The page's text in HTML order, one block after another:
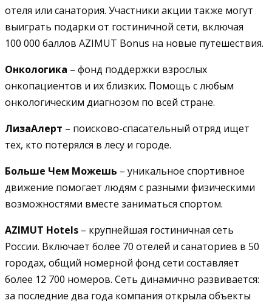
отеля или санатория. Участники акции также могут
выиграть подарки от гостиничной сети, включая
100 000 баллов AZIMUT Bonus на новые путешествия.
Онкологика – фонд поддержки взрослых
онкопациентов и их близких. Помощь с любым
онкологическим диагнозом по всей стране.
ЛизаАлерт – поисково-спасательный отряд ищет
тех, кто потерялся в лесу и городе.
Больше Чем Можешь – уникальное спортивное
движение помогает людям с разными физическими
возможностями вместе заниматься спортом.
AZIMUT Hotels – крупнейшая гостиничная сеть
России. Включает более 70 отелей и санаториев в 50
городах, общий номерной фонд сети составляет
более 12 700 номеров. Сеть динамично развивается:
за последние два года компания открыла объекты